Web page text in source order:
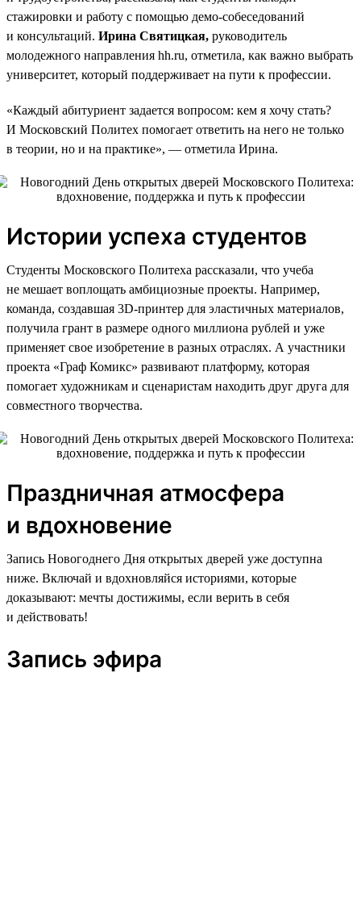
стажировки и работу с помощью демо-собеседований
и консультаций. Ирина Святицкая, руководитель
молодежного направления hh.ru, отметила, как важно выбрать
университет, который поддерживает на пути к профессии.
«Каждый абитуриент задается вопросом: кем я хочу стать?
И Московский Политех помогает ответить на него не только
в теории, но и на практике», — отметила Ирина.
Истории успеха студентов
Студенты Московского Политеха рассказали, что учеба
не мешает воплощать амбициозные проекты. Например,
команда, создавшая 3D-принтер для эластичных материалов,
получила грант в размере одного миллиона рублей и уже
применяет свое изобретение в разных отраслях. А участники
проекта «Граф Комикс» развивают платформу, которая
помогает художникам и сценаристам находить друг друга для
совместного творчества.
Праздничная атмосфера
и вдохновение
Запись Новогоднего Дня открытых дверей уже доступна
ниже. Включай и вдохновляйся историями, которые
доказывают: мечты достижимы, если верить в себя
и действовать!
Запись эфира